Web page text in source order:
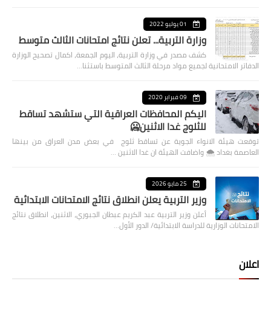
01 يوليو 2022
وزارة التربية... تعلن نتائج امتحانات الثالث متوسط
كشف مصدر في وزارة التربية، اليوم الجمعة، اكمال تصحيح الوزارة
الدفاتر الامتحانية لجميع مواد مرحلة الثالث المتوسط باستثنا…
09 فبراير 2020
اليكم المحافظات العراقية التي ستشهد تساقط
للثلوج غدا الاثنين🥶
توقعت هيئة الانواء الجوية عن تساقط ثلوج في بعض مدن العراق من بينها
العاصمة بغداد ⁦🌨️⁩ واضافت الهيئة ان غدا الاثنين …
25 مايو 2026
وزير التربية يعلن انطلاق نتائج الامتحانات الابتدائية
أعلن وزير التربية عبد الكريم عبطان الجبوري، الاثنين، انطلاق نتائج
الامتحانات الوزارية للدراسة الابتدائية/ الدور الأول…
اعلان